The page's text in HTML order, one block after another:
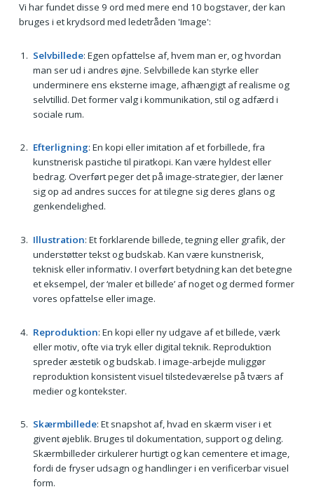
Vi har fundet disse 9 ord med mere end 10 bogstaver, der kan
bruges i et krydsord med ledetråden 'Image':
Selvbillede: Egen opfattelse af, hvem man er, og hvordan
man ser ud i andres øjne. Selvbillede kan styrke eller
underminere ens eksterne image, afhængigt af realisme og
selvtillid. Det former valg i kommunikation, stil og adfærd i
sociale rum.
Efterligning: En kopi eller imitation af et forbillede, fra
kunstnerisk pastiche til piratkopi. Kan være hyldest eller
bedrag. Overført peger det på image-strategier, der læner
sig op ad andres succes for at tilegne sig deres glans og
genkendelighed.
Illustration: Et forklarende billede, tegning eller grafik, der
understøtter tekst og budskab. Kan være kunstnerisk,
teknisk eller informativ. I overført betydning kan det betegne
et eksempel, der ‘maler et billede’ af noget og dermed former
vores opfattelse eller image.
Reproduktion: En kopi eller ny udgave af et billede, værk
eller motiv, ofte via tryk eller digital teknik. Reproduktion
spreder æstetik og budskab. I image-arbejde muliggør
reproduktion konsistent visuel tilstedeværelse på tværs af
medier og kontekster.
Skærmbillede: Et snapshot af, hvad en skærm viser i et
givent øjeblik. Bruges til dokumentation, support og deling.
Skærmbilleder cirkulerer hurtigt og kan cementere et image,
fordi de fryser udsagn og handlinger i en verificerbar visuel
form.